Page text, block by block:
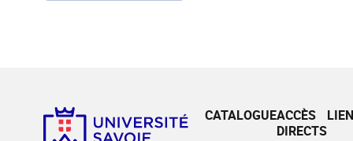
CATALOGUEACCÈS
DIRECTS